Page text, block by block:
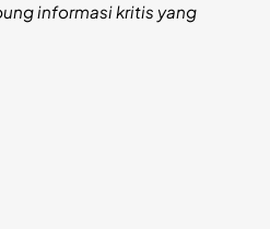
informasi kritis yang